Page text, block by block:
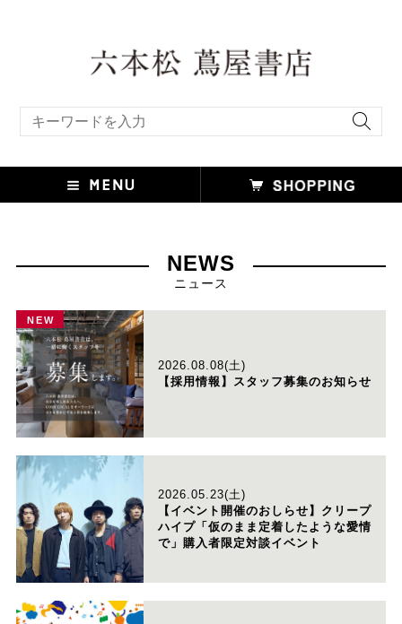
NEWS
ニュース
NEW
2026.08.08(土)
【採用情報】スタッフ募集のお知らせ
2026.05.23(土)
【イベント開催のおしらせ】クリープ
ハイプ「仮のまま定着したような愛情
で」購入者限定対談イベント